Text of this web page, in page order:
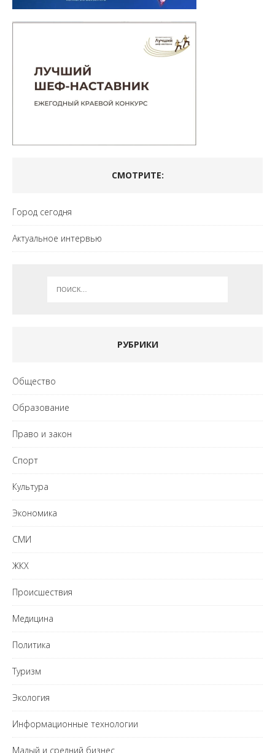
СМОТРИТЕ:
Город сегодня
Актуальное интервью
РУБРИКИ
Общество
Образование
Право и закон
Спорт
Культура
Экономика
СМИ
ЖКХ
Происшествия
Медицина
Политика
Туризм
Экология
Информационные технологии
Малый и средний бизнес